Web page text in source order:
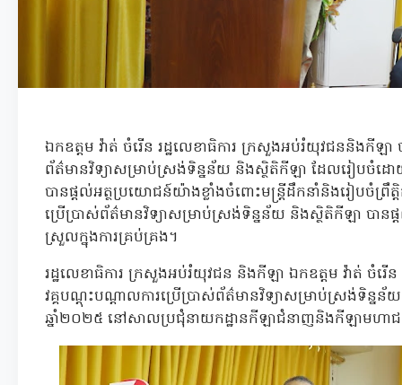
ឯកឧត្តម វ៉ាត់ ចំរើន រដ្ឋលេខាធិការ ក្រសួងអប់រំយុវជននិងកីឡា ប
ព័ត៌មានវិទ្យាសម្រាប់ស្រង់ទិន្នន័យ និងស្ថិតិកីឡា ដែលរៀបចំដោ
បានផ្តល់អត្ថប្រយោជន៍យ៉ាងខ្លាំងចំពោះមន្រ្តីដឹកនាំនិងរៀបចំព្រឹត្
ប្រើប្រាស់ព័ត៌មានវិទ្យាសម្រាប់ស្រង់ទិន្នន័យ និងស្ថិតិកីឡា បា
ស្រួលក្នុងការគ្រប់គ្រង។
រដ្ឋលេខាធិការ ក្រសួងអប់រំយុវជន និងកីឡា ឯកឧត្តម វ៉ាត់ ចំរើ
វគ្គបណ្តុះបណ្តាលការប្រើប្រាស់ព័ត៌មានវិទ្យាសម្រាប់ស្រង់ទិន្ន
ឆ្នាំ២០២៥ នៅសាលប្រជុំនាយកដ្ឋានកីឡាជំនាញនិងកីឡាមហាជ